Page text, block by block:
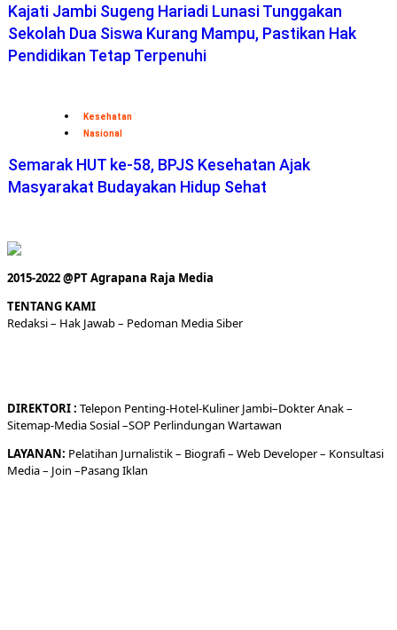
Kajati Jambi Sugeng Hariadi Lunasi Tunggakan
Sekolah Dua Siswa Kurang Mampu, Pastikan Hak
Pendidikan Tetap Terpenuhi
Kesehatan
Nasional
Semarak HUT ke-58, BPJS Kesehatan Ajak
Masyarakat Budayakan Hidup Sehat
2015-2022 @PT Agrapana Raja Media
TENTANG KAMI
Redaksi– Hak Jawab – Pedoman Media Siber
DIREKTORI: Telepon Penting-Hotel-KulinerJambi–DokterAnak –
Sitemap-Media Sosial –SOP Perlindungan Wartawan
LAYANAN: Pelatihan Jurnalistik – Biografi– Web Developer– Konsultasi
Media– Join –Pasang Iklan